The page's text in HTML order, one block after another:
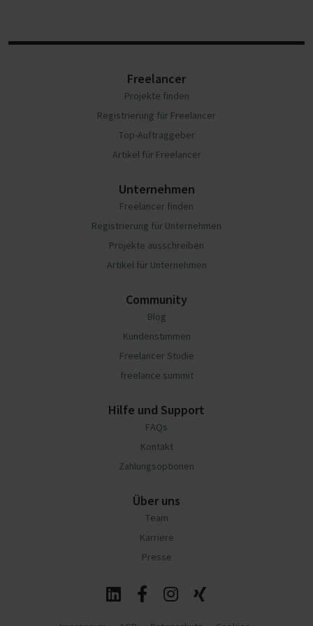
Freelancer
Projekte finden
Registrierung für Freelancer
Top-Auftraggeber
Artikel für Freelancer
Unternehmen
Freelancer finden
Registrierung für Unternehmen
Projekte ausschreiben
Artikel für Unternehmen
Community
Blog
Kundenstimmen
Freelancer Studie
freelance summit
Hilfe und Support
FAQs
Kontakt
Zahlungsoptionen
Über uns
Team
Karriere
Presse